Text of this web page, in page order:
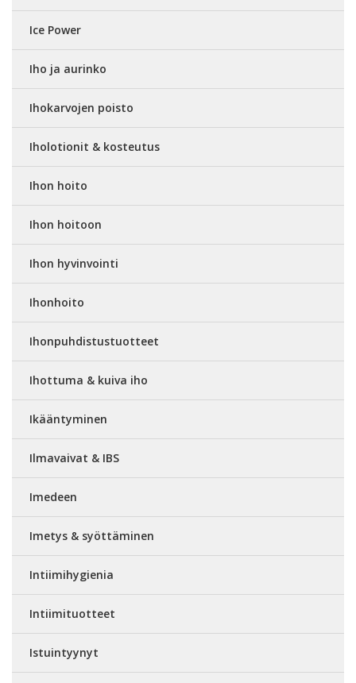
Ice Power
Iho ja aurinko
Ihokarvojen poisto
Iholotionit & kosteutus
Ihon hoito
Ihon hoitoon
Ihon hyvinvointi
Ihonhoito
Ihonpuhdistustuotteet
Ihottuma & kuiva iho
Ikääntyminen
Ilmavaivat & IBS
Imedeen
Imetys & syöttäminen
Intiimihygienia
Intiimituotteet
Istuintyynyt